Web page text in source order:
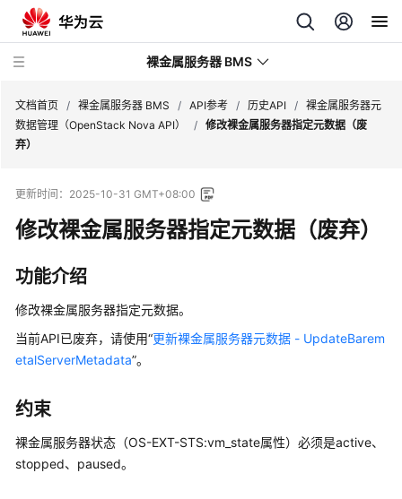
裸金属服务器 BMS
动
态
品
介
绍
计
说
明
快
文档首页 / 裸金属服务器 BMS / API参考 / 历史API / 裸金属服务器元
数据管理（OpenStack Nova API）
/ 修改裸金属服务器指定元数据（废
弃）
更新时间： 2025-10-31 GMT+08:00
修改裸金属服务器指定元数据（废弃）
功能介绍
修改裸金属服务器指定元数据。
当前API已废弃，请使用“更新裸金属服务器元数据 - UpdateBarem
etalServerMetadata”。
约束
裸金属服务器状态（OS-EXT-STS:vm_state属性）必须是active、
stopped、paused。